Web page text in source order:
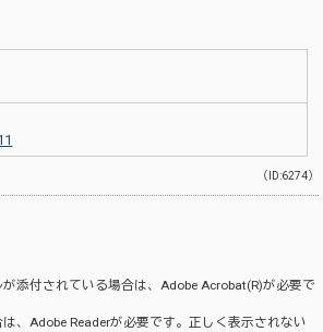
（ID:6274）
添付されている場合は、Adobe Acrobat(R)が必要で
は、Adobe Readerが必要です。正しく表示されない